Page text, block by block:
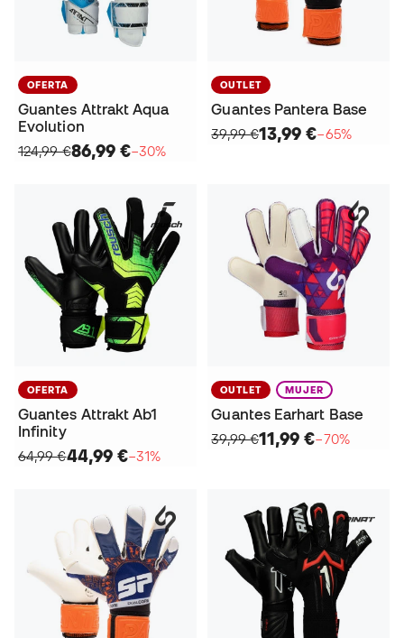
OFERTA
Guantes Attrakt Aqua
Evolution
124,99 €86,99 €−30%
OUTLET
Guantes Pantera Base
39,99 €13,99 €−65%
OFERTA
Guantes Attrakt Ab1
Infinity
64,99 €44,99 €−31%
OUTLET MUJER
Guantes Earhart Base
39,99 €11,99 €−70%